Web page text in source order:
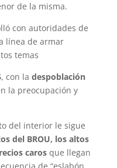
de la misma.
con autoridades de
línea de armar
temas
, con la despoblación
la preocupación y
del interior le sigue
del BROU, los altos
carosque llegan